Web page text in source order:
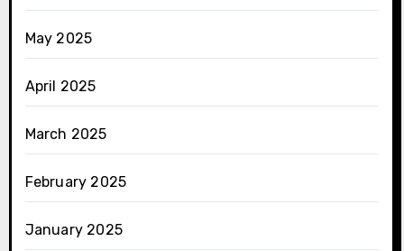
May 2025
April 2025
March 2025
February 2025
January 2025